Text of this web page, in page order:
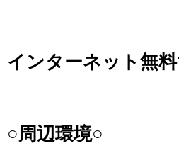
インターネット無料
○周辺環境○